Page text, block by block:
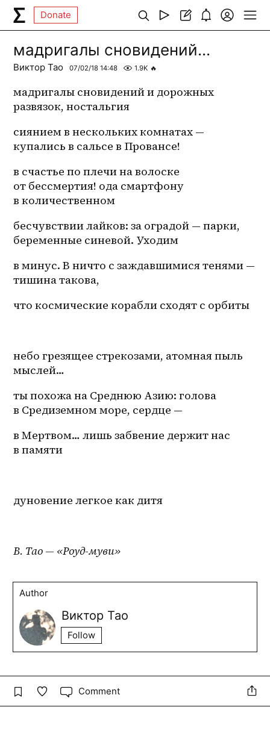
Donate
мадригалы сновидений...
Виктор Тао 07/02/18 14:48 1.9K 🔥
мадригалы сновидений и дорожных
развязок, ностальгия
сиянием в нескольких комнатах —
купались в сальсе в Провансе!
в счастье по плечи на волоске
от бессмертия! ода смартфону
в количественном
бесчувствии лайков: за оградой — парки,
беременные синевой. Уходим
в минус. В ничто с заждавшимися тенями —
тишина такова,
что космические корабли сходят с орбиты
небо грезящее стрекозами, атомная пыль
мыслей…
ты похожа на Среднюю Азию: голова
в Средиземном море, сердце —
в Мертвом… лишь забвение держит нас
в памяти
дуновение легкое как дитя
В. Тао — «Роуд-муви»
Author
Виктор Тао
Follow
Comment